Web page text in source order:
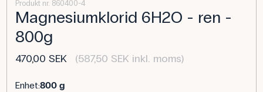
Produkt nr. 860400-4
Magnesiumklorid 6H2O - ren -
800g
470,00 SEK (587,50 SEK inkl. moms)
Enhet:800 g